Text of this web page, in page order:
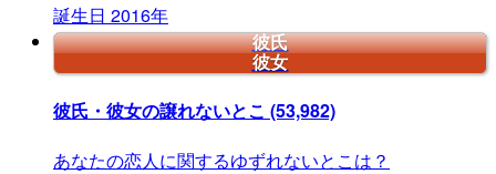
誕生日 2016年
彼氏
彼女
彼氏・彼女の譲れないとこ (53,982)
あなたの恋人に関するゆずれないとこは？